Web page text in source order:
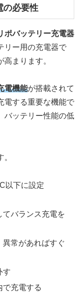
の必要性
ポバッテリー充電器
リー用の充電器で
まります。
電機能が搭載されて
電する重要な機能で
バッテリー性能の低
以下に設定
てバランス充電を
異常があればすぐ
す
で充電する